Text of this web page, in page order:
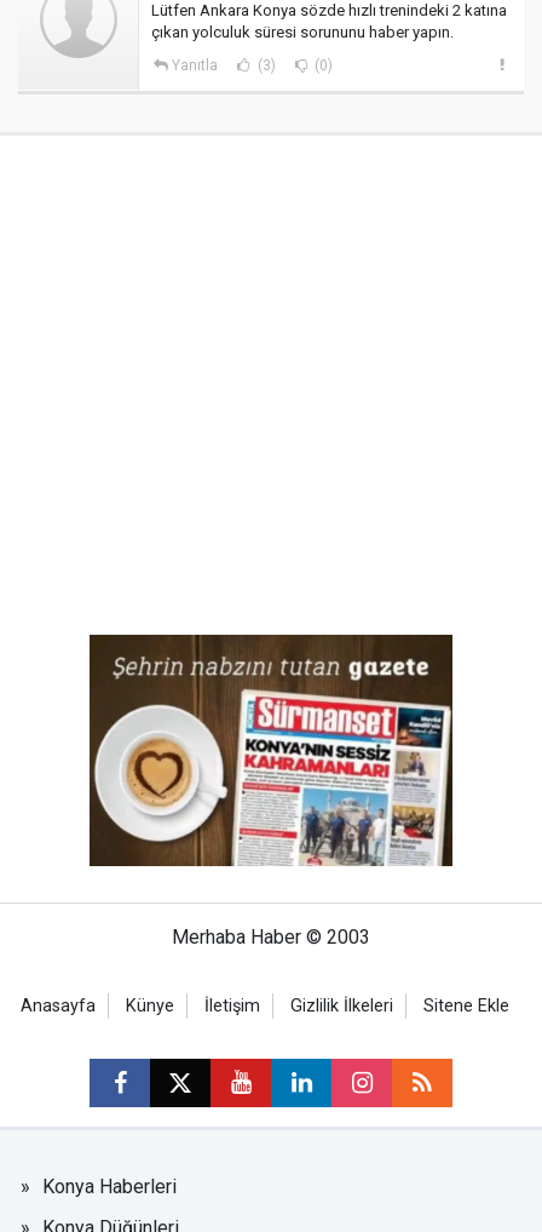
Lütfen Ankara Konya sözde hızlı trenindeki 2 katına
çıkan yolculuk süresi sorununu haber yapın.
Yanıtla (3) (0)
Merhaba Haber © 2003
Anasayfa Künye İletişim Gizlilik İlkeleri Sitene Ekle
Konya Haberleri
Konya Düğünleri